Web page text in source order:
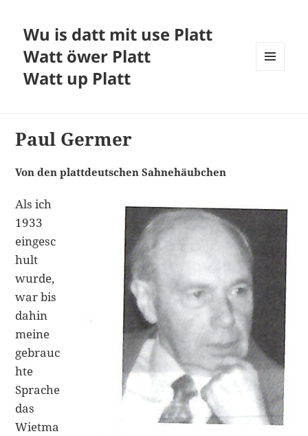
Wu is datt mit use Platt
Watt öwer Platt
Watt up Platt
Paul Germer
Von den plattdeutschen Sahnehäubchen
Als ich
1933
eingesc
hult
wurde,
war bis
dahin
meine
gebrauc
hte
Sprache
das
Wietma